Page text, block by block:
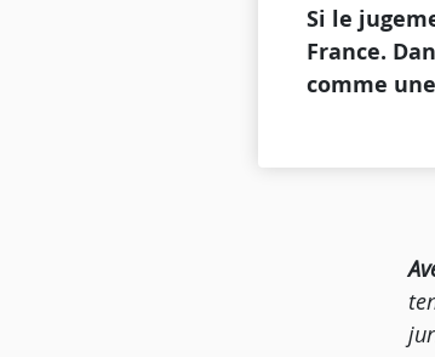
Si le
France.
comme